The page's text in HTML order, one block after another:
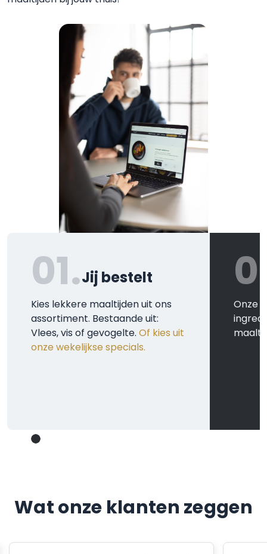
01.Jij bestelt
Kies lekkere maaltijden uit ons
assortiment. Bestaande uit:
Vlees, vis of gevogelte. Of kies uit
onze wekelijkse specials.
Onze
Wat onze klanten zeggen